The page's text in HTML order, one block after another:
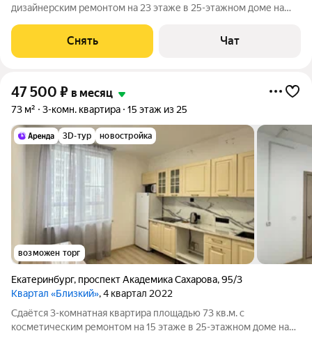
дизайнерским ремонтом на 23 этаже в 25-этажном доме на
Стиральная машина Холодильник Посудомоечная машина
Микроволновка Дом -
Снять Чат
47 500 ₽ в месяц
73 м² 3-комн. квартира 15 этаж из 25
3D-тур новостройка
возможен торг
Екатеринбург, проспект Академика Сахарова,95/3
Квартал «Близкий», 4 квартал 2022
Сдаётся 3-комнатная квартира площадью 73 кв.м. с
косметическим ремонтом на 15 этаже в 25-этажном доме на